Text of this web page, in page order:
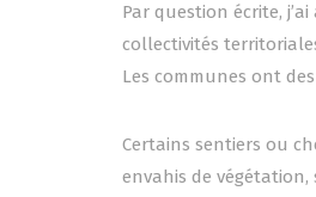
Par question écrite,
collectivités
Les communes ont
Certains sentiers ou
envahis de